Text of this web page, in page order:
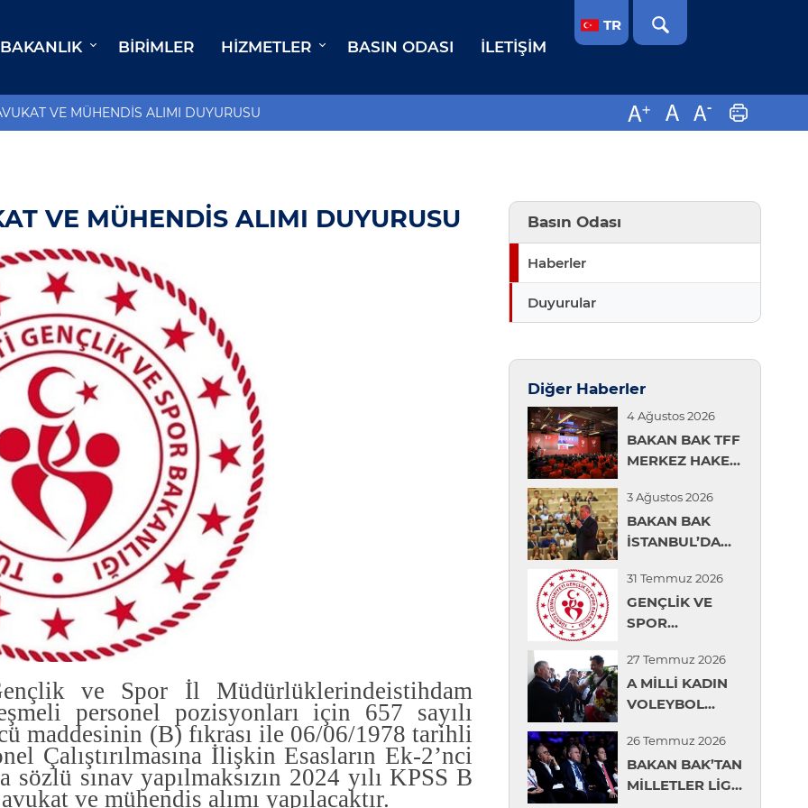
BAKANLIK BIRIMLER HIZMETLER BASIN ODASI İLETIŞIM
TR
VE MÜHENDİS ALIMI DUYURUSU
VE MÜHENDİS ALIMI DUYURUSU
ve Spor İl Müdürlüklerindeistihdam
personel pozisyonları için 657 sayılı
maddesinin (B) fıkrası ile 06/06/1978 tarihli
Çalıştırılmasına İlişkin Esasların Ek-2’nci
sınav yapılmaksızın 2024 yılı KPSS B
avukat ve mühendis alımı yapılacaktır.
Basın Odası
Haberler
Duyurular
Diğer Haberler
4 Ağustos 2026
BAKAN BAK TFF
MERKEZ HAKEM
SEMİNERİNDE
KONUŞTU
3 Ağustos 2026
BAKAN BAK
İSTANBUL’DA
BİR ARAYA
GELDİ
31 Temmuz 2026
GENÇLİK VE
SPOR
GENÇLERİN
ÜNİVERSİTE
TERCİHLERİNDE
REHBERLİK
DESTEĞİ
27 Temmuz 2026
A MİLLİ KADIN
VOLEYBOL
KARŞILAMA
TÖRENİ
DÜZENLENDİ
26 Temmuz 2026
BAKAN BAK’TAN
MİLLETLER LİGİ